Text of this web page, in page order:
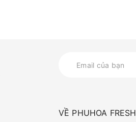
VỀ PHUHOA FRESH